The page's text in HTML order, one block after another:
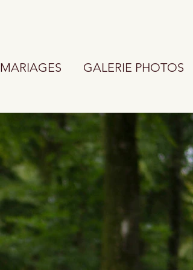
MARIAGES GALERIE PHOTOS